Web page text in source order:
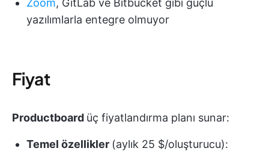
Zoom, GitLab ve Bitbucket gibi güçlü
yazılımlarla entegre olmuyor
Fiyat
Productboard üç fiyatlandırma planı sunar:
Temel özellikler (aylık 25 $/oluşturucu):